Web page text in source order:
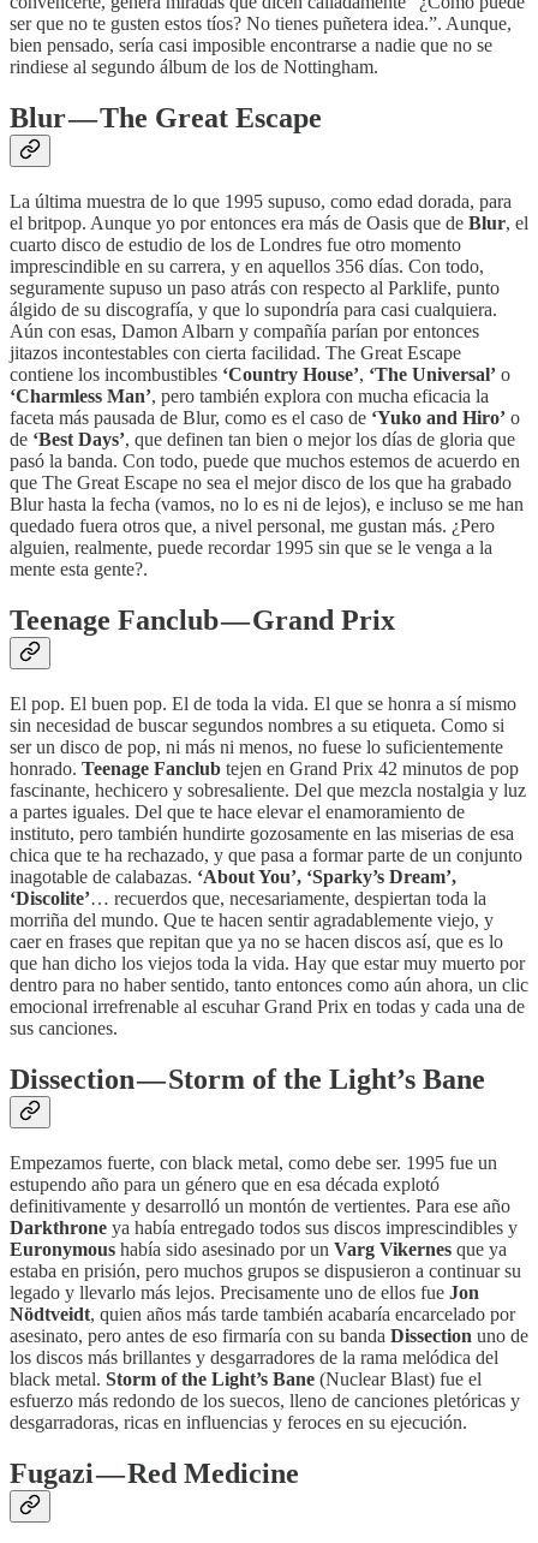
ser que no te gusten estos tíos? No tienes puñetera idea.”. Aunque,
bien pensado, sería casi imposible encontrarse a nadie que no se
rindiese al segundo álbum de los de Nottingham.
Blur — The Great Escape
La última muestra de lo que 1995 supuso, como edad dorada, para
el britpop. Aunque yo por entonces era más de Oasis que de Blur, el
cuarto disco de estudio de los de Londres fue otro momento
imprescindible en su carrera, y en aquellos 356 días. Con todo,
seguramente supuso un paso atrás con respecto al Parklife, punto
álgido de su discografía, y que lo supondría para casi cualquiera.
Aún con esas, Damon Albarn y compañía parían por entonces
jitazos incontestables con cierta facilidad. The Great Escape
contiene los incombustibles ‘Country House’, ‘The Universal’ o
‘Charmless Man’, pero también explora con mucha eficacia la
faceta más pausada de Blur, como es el caso de ‘Yuko and Hiro’ o
de ‘Best Days’, que definen tan bien o mejor los días de gloria que
pasó la banda. Con todo, puede que muchos estemos de acuerdo en
que The Great Escape no sea el mejor disco de los que ha grabado
Blur hasta la fecha (vamos, no lo es ni de lejos), e incluso se me han
quedado fuera otros que, a nivel personal, me gustan más. ¿Pero
alguien, realmente, puede recordar 1995 sin que se le venga a la
mente esta gente?.
Teenage Fanclub — Grand Prix
El pop. El buen pop. El de toda la vida. El que se honra a sí mismo
sin necesidad de buscar segundos nombres a su etiqueta. Como si
ser un disco de pop, ni más ni menos, no fuese lo suficientemente
honrado. Teenage Fanclub tejen en Grand Prix 42 minutos de pop
fascinante, hechicero y sobresaliente. Del que mezcla nostalgia y luz
a partes iguales. Del que te hace elevar el enamoramiento de
instituto, pero también hundirte gozosamente en las miserias de esa
chica que te ha rechazado, y que pasa a formar parte de un conjunto
inagotable de calabazas. ‘About You’, ‘Sparky’s Dream’,
‘Discolite’… recuerdos que, necesariamente, despiertan toda la
morriña del mundo. Que te hacen sentir agradablemente viejo, y
caer en frases que repitan que ya no se hacen discos así, que es lo
que han dicho los viejos toda la vida. Hay que estar muy muerto por
dentro para no haber sentido, tanto entonces como aún ahora, un clic
emocional irrefrenable al escuhar Grand Prix en todas y cada una de
sus canciones.
Dissection — Storm of the Light’s Bane
Empezamos fuerte, con black metal, como debe ser. 1995 fue un
estupendo año para un género que en esa década explotó
definitivamente y desarrolló un montón de vertientes. Para ese año
Darkthrone ya había entregado todos sus discos imprescindibles y
Euronymous había sido asesinado por un Varg Vikernes que ya
estaba en prisión, pero muchos grupos se dispusieron a continuar su
legado y llevarlo más lejos. Precisamente uno de ellos fue Jon
Nödtveidt, quien años más tarde también acabaría encarcelado por
asesinato, pero antes de eso firmaría con su banda Dissection uno de
los discos más brillantes y desgarradores de la rama melódica del
black metal. Storm of the Light’s Bane (Nuclear Blast) fue el
esfuerzo más redondo de los suecos, lleno de canciones pletóricas y
desgarradoras, ricas en influencias y feroces en su ejecución.
Fugazi — Red Medicine